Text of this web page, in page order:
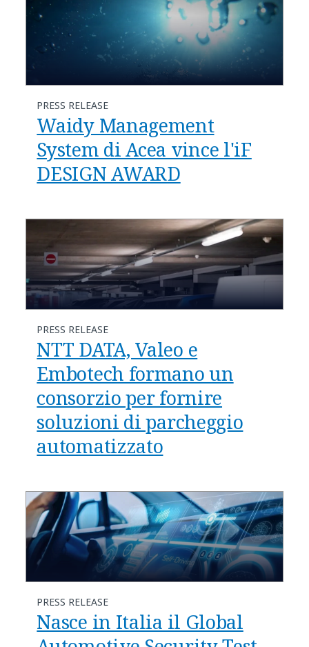
PRESS RELEASE
Waidy Management
System di Acea vince l'iF
DESIGN AWARD
PRESS RELEASE
NTT DATA, Valeo e
Embotech formano un
consorzio per fornire
soluzioni di parcheggio
automatizzato
PRESS RELEASE
Nasce in Italia il Global